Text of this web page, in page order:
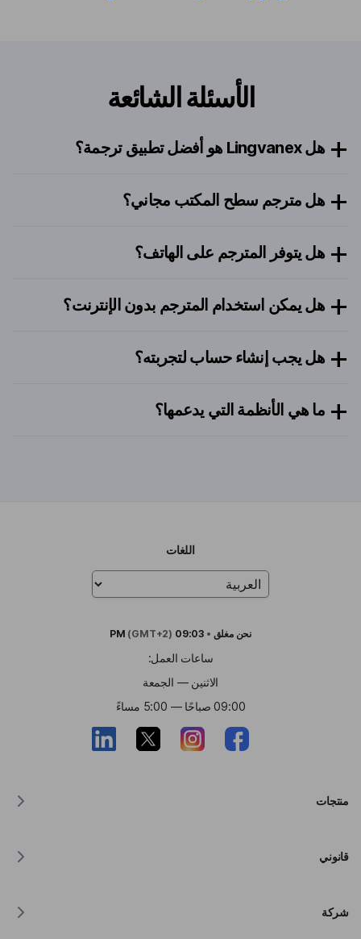
الأسئلة الشائعة
هل Lingvanex هو أفضل تطبيق ترجمة؟
هل مترجم سطح المكتب مجاني؟
هل يتوفر المترجم على الهاتف؟
هل يمكن استخدام المترجم بدون الإنترنت؟
هل يجب إنشاء حساب لتجربته؟
ما هي الأنظمة التي يدعمها؟
اللغات
نحنمغلق •
09:03 PM
(GMT+2)
ساعات العمل:
الاثنين — الجمعة
09:00 صباحًا — 5:00 مساءً
منتجات
قانوني
شركة